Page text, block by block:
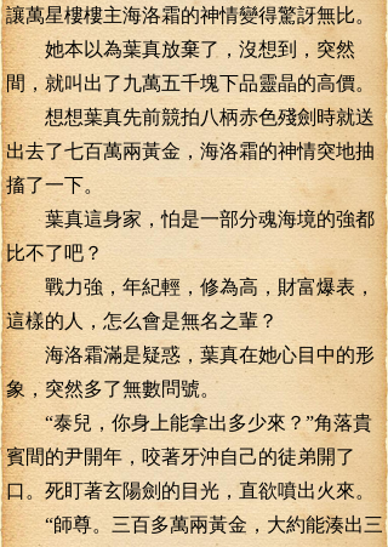
讓萬星樓樓主海洛霜的神情變得驚訝無比。
她本以為葉真放棄了，沒想到，突然
間，就叫出了九萬五千塊下品靈晶的高價。
想想葉真先前競拍八柄赤色殘劍時就送
出去了七百萬兩黃金，海洛霜的神情突地抽
搐了一下。
葉真這身家，怕是一部分魂海境的強都
比不了吧？
戰力強，年紀輕，修為高，財富爆表，
這樣的人，怎么會是無名之輩？
海洛霜滿是疑惑，葉真在她心目中的形
象，突然多了無數問號。
“泰兒，你身上能拿出多少來？”角落貴
賓間的尹開年，咬著牙沖自己的徒弟開了
口。死盯著玄陽劍的目光，直欲噴出火來。
“師尊。三百多萬兩黃金，大約能湊出三